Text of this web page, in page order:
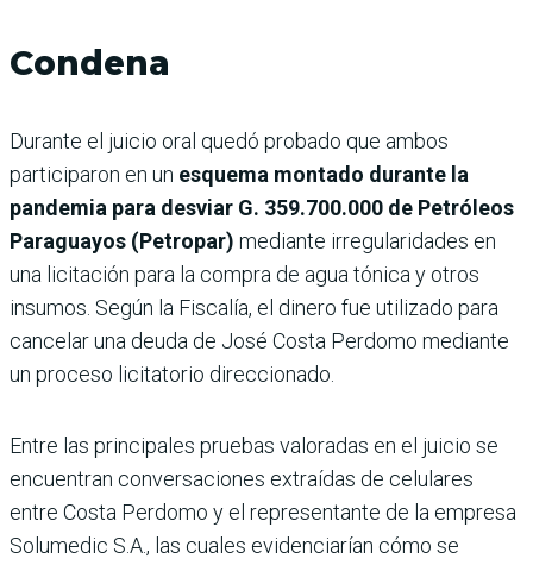
Condena
Durante el juicio oral quedó probado que ambos
participaron en un esquema montado durante la
pandemia para desviar G. 359.700.000 de Petróleos
Paraguayos (Petropar) mediante irregularidades en
una licitación para la compra de agua tónica y otros
insumos. Según la Fiscalía, el dinero fue utilizado para
cancelar una deuda de José Costa Perdomo mediante
un proceso licitatorio direccionado.
Entre las principales pruebas valoradas en el juicio se
encuentran conversaciones extraídas de celulares
entre Costa Perdomo y el representante de la empresa
Solumedic S.A., las cuales evidenciarían cómo se